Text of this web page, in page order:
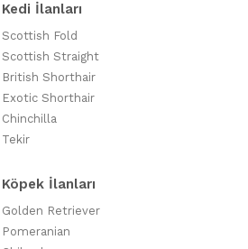
Kedi İlanları
Scottish Fold
Scottish Straight
British Shorthair
Exotic Shorthair
Chinchilla
Tekir
Köpek İlanları
Golden Retriever
Pomeranian